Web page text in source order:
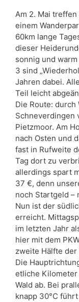
Am 2. Mai
einem
60km lange
dieser
sonnig und
3 sind
Jahren dabei.
Teil leicht
Die Route:
Schneverdingen
Pietzmoor. Am
nach Osten und
fast in Rufweite
Tag dort zu
allerdings spart
37 €, denn
noch Startgeld –
Nun ist der
erreicht.
im letzten Jahr
hier mit dem
zweite Hälfte der
Die
etliche
Wald ab. Bei
knapp 30°C